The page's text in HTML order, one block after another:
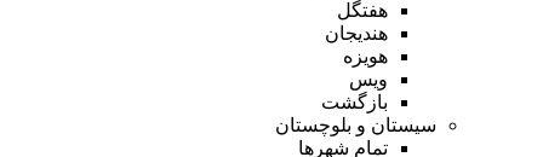
هفتگل
هندیجان
هویزه
ویس
بازگشت
سیستان و بلوچستان
تمام شهر‌ها